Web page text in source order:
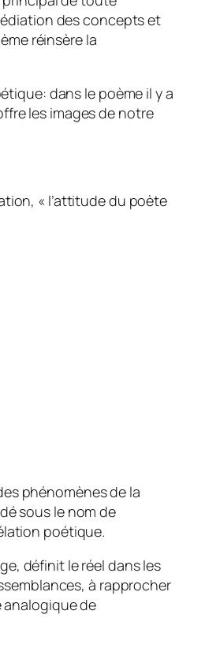
des concepts et
réinsère la
dans le poème il y a
les images de notre
« l’attitude du poète
phénomènes de la
sous le nom de
poétique.
définit le réel dans les
à rapprocher
de